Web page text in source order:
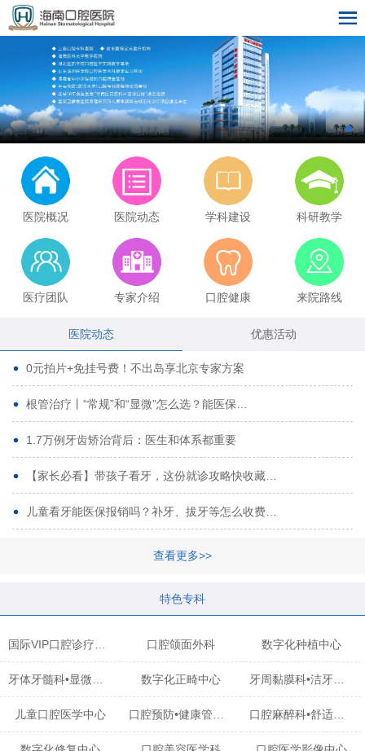
医院概况 医院动态 学科建设 科研教学
医疗团队 专家介绍 口腔健康 来院路线
医院动态 优惠活动
0元拍片+免挂号费！不出岛享北京专家方案
根管治疗丨“常规”和“显微”怎么选？能医保…
1.7万例牙齿矫治背后：医生和体系都重要
【家长必看】带孩子看牙，这份就诊攻略快收藏…
儿童看牙能医保报销吗？补牙、拔牙等怎么收费…
查看更多>>
特色专科
口腔颌面外科 数字化种植中心
数字化正畸中心 牙周黏膜科•洁牙中心
儿童口腔医学中心 口腔麻醉科•舒适化诊疗中心